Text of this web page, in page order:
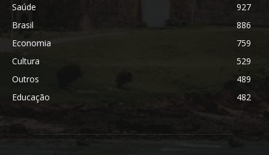
Saúde
927
Brasil
886
Economia
759
Cultura
529
Outros
489
Educação
482